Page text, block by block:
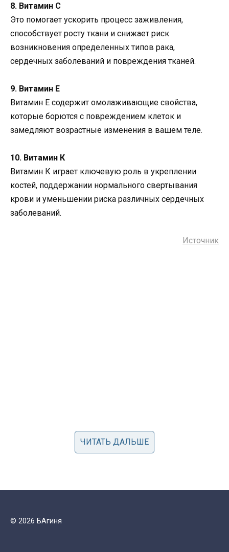
8. Витамин С
Это помогает ускорить процесс заживления,
способствует росту ткани и снижает риск
возникновения определенных типов рака,
сердечных заболеваний и повреждения тканей.
9. Витамин Е
Витамин Е содержит омолаживающие свойства,
которые борются с повреждением клеток и
замедляют возрастные изменения в вашем теле.
10. Витамин К
Витамин К играет ключевую роль в укреплении
костей, поддержании нормального свертывания
крови и уменьшении риска различных сердечных
заболеваний.
Источник
ЧИТАТЬ ДАЛЬШЕ
© 2026 БАгиня